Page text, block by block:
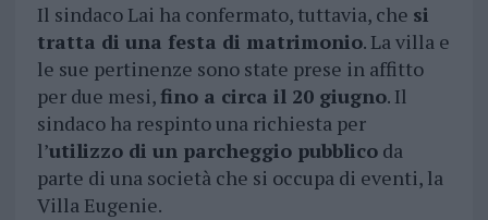
Il sindaco Lai ha confermato, tuttavia, che si
tratta di una festa di matrimonio. La villa e
le sue pertinenze sono state prese in affitto
per due mesi,fino a circa il 20 giugno. Il
sindaco ha respinto una richiesta per
l’utilizzo di un parcheggio pubblicoda
parte di una società che si occupa di eventi, la
Villa Eugenie.